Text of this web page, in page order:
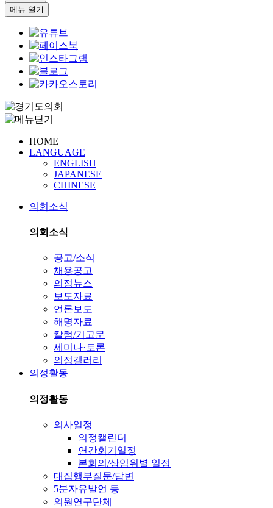
메뉴 열기
HOME
LANGUAGE
ENGLISH
JAPANESE
CHINESE
의회소식
의회소식
공고/소식
채용공고
의정뉴스
보도자료
언론보도
해명자료
칼럼/기고문
세미나·토론
의정갤러리
의정활동
의정활동
의사일정
의정캘린더
연간회기일정
본회의/상임위별 일정
대집행부질문/답변
5분자유발언 등
의원연구단체